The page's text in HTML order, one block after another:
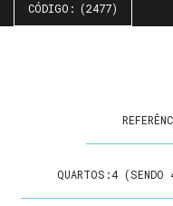
(2477)
QUARTOS:4 (SENDO